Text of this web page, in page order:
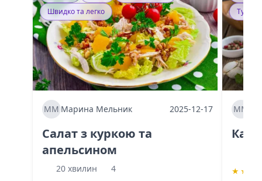
Швидко та легко
ММ Марина Мельник 2025-12-17
Салат з куркою та
апельсином
20 хвилин
4
ММ
★ ★